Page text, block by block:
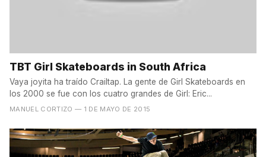
TBT Girl Skateboards in South Africa
Vaya joyita ha traído Crailtap. La gente de Girl Skateboards en
los 2000 se fue con los cuatro grandes de Girl: Eric...
MANUEL CORTIZO — 1 DE MAYO DE 2015